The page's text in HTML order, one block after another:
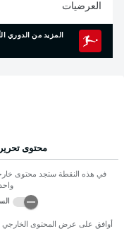
العرضيات
المزيد من الدوري
محتوى
في هذه النقطة ستجد محتوى
أوافق على عرض المحتوى